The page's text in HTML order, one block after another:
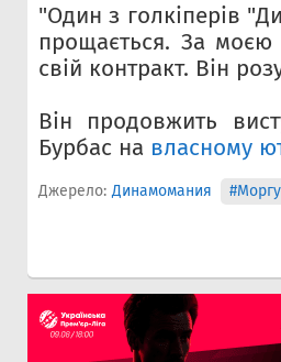
"Один з голкіперів
прощається. За
свій контракт. Він
Він продовжить
Бурбас на власному
Джерело: Динамомания